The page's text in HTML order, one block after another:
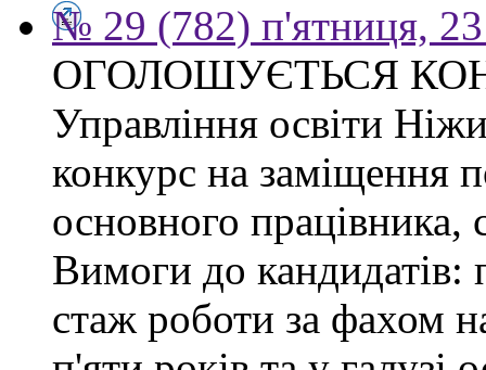
№ 29 (782) п'ятниця,
ОГОЛОШУЄТЬСЯ
Управління освіти
конкурс на заміщення
основного працівника,
Вимоги до кандидатів:
стаж роботи за фахом